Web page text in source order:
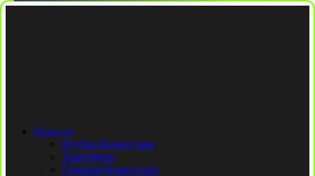
Новости
Футбол Казахстана
Трансферы
Сборная Казахстана